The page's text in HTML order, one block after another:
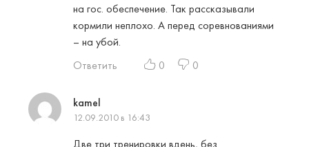
на гос. обеспечение. Так рассказывали
кормили неплохо. А перед соревнованиями
– на убой.
Ответить
0 0
kamel
12.09.2010 в 16:43
Две три тренировки вдень, без